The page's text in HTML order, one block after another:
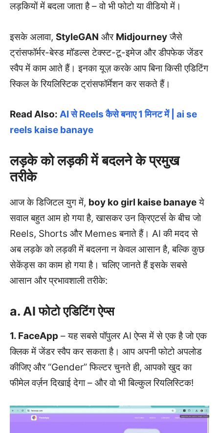
लड़कियों में बदला जाता है – वो भी फोटो या वीडियो में।
इसके अलावा, StyleGAN और Midjourneyजैसे
ट्रांसफॉर्मर-बेस्ड मॉडल्स टेक्स्ट-टू-इमेज और डीपफेक जेंडर
स्वैप में काम आते हैं। इनका यूज़ करके आप बिना किसी एडिटिंग
स्किल के रियलिस्टिक ट्रांसफॉर्मेशन कर सकते हैं।
Read Also: AI से Reels कैसे बनाए 1 मिनट में | ai se
reels kaise banaye
लड़के को लड़की में बदलने के प्रमुख
तरीके
आज के डिजिटल युग में, boy ko girl kaise banayeये
सवाल बहुत आम हो गया है, खासकर उन क्रिएटर्स के बीच जो
Reels, Shorts और Memes बनाते हैं। AI की मदद से
अब लड़के को लड़की में बदलना न केवल आसान है, बल्कि कुछ
सेकेंड्स का काम हो गया है। चलिए जानते हैं इसके सबसे
आसान और प्रभावशाली तरीके:
a. AI फोटो एडिटिंग ऐप्स
1. FaceApp – यह सबसे पॉपुलर AI ऐप्स में से एक है जो एक
क्लिक में जेंडर स्वैप कर सकता है। आप अपनी फोटो अपलोड
कीजिए और “Gender” फिल्टर चुनते ही, आपको खुद का
फीमेल वर्ज़न दिखाई देगा – और वो भी बिल्कुल रियलिस्टिक!